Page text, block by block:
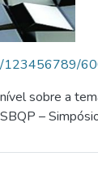
123456789/
sobre a
–